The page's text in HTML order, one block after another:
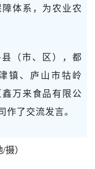
体系，为农业农
（市、区），都
镇、庐山市牯岭
万来食品有限公
了交流发言。
）